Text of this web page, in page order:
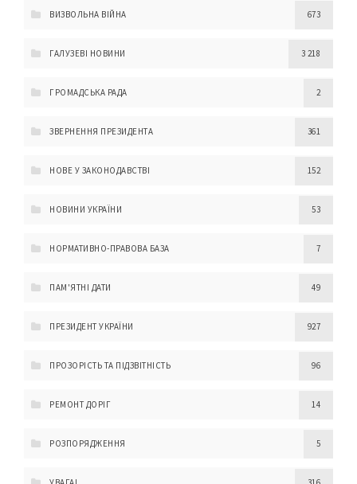
ВИЗВОЛЬНА ВІЙНА 673
ГАЛУЗЕВІ НОВИНИ 3 218
ГРОМАДСЬКА РАДА 2
ЗВЕРНЕННЯ ПРЕЗИДЕНТА 361
НОВЕ У ЗАКОНОДАВСТВІ 152
НОВИНИ УКРАЇНИ 53
НОРМАТИВНО-ПРАВОВА БАЗА 7
ПАМ'ЯТНІ ДАТИ 49
ПРЕЗИДЕНТ УКРАЇНИ 927
ПРОЗОРІСТЬ ТА ПІДЗВІТНІСТЬ 96
РЕМОНТ ДОРІГ 14
РОЗПОРЯДЖЕННЯ 5